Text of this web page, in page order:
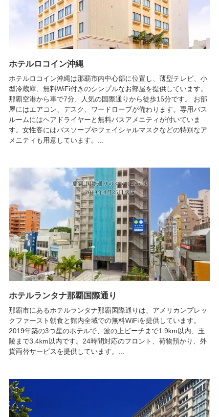
ホテルロコイン沖縄
ホテルロコイン沖縄は那覇市内中心部に位置し、薄型テレビ、小
型冷蔵庫、無料WiFi付きのシンプルなお部屋を提供しています。
那覇空港から車で7分、人気の国際通りから徒歩15分です。 お部
屋にはエアコン、デスク、ワードローブが備わります。専用バス
ルームにはヘアドライヤーと無料バスアメニティが付いていま
す。女性客にはバスソープやフェイシャルマスクなどの特別なア
メニティも用意しています。...
ホテルランタナ那覇国際通り
那覇市にあるホテルランタナ那覇国際通りは、アメリカンブレッ
クファースト朝食と館内全域での無料WiFiを提供しています。
2019年築の3つ星のホテルで、波の上ビーチまで1.9km以内、玉
陵まで3.4km以内です。24時間対応のフロント、荷物預かり、外
貨両替サービスを提供しています。...